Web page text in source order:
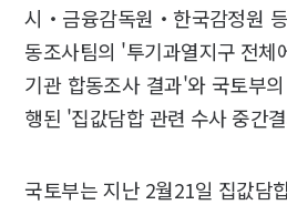
시‧금융감독원‧한국감정원
동조사팀의 '투기과열지구 전체
기관 합동조사 결과'와 국토부
행된 '집값담합 관련 수사 중간
국토부는 지난 2월21일 집값담